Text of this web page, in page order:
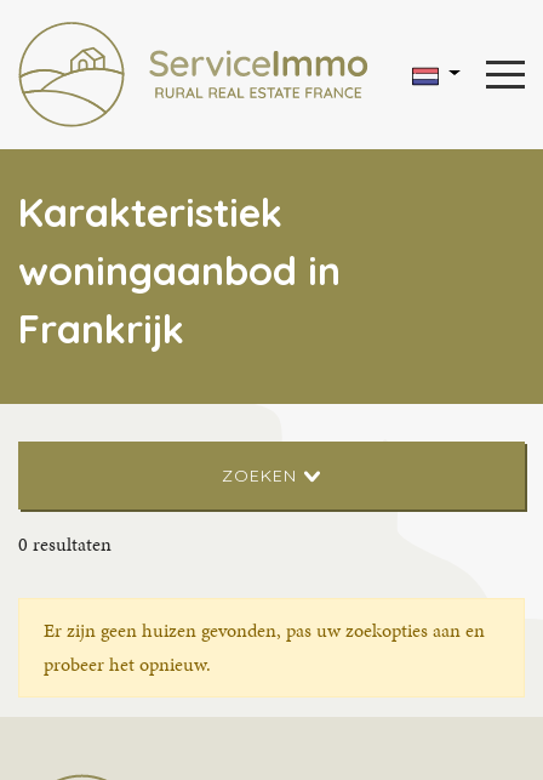
Karakteristiek
woningaanbod in
Frankrijk
ZOEKEN
0 resultaten
Er zijn geen huizen gevonden, pas uw zoekopties aan en
probeer het opnieuw.